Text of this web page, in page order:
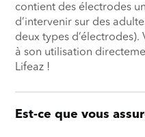
contient des électrodes
d’intervenir sur des
deux types
à son utilisation
Lifeaz !
Est-ce que vous